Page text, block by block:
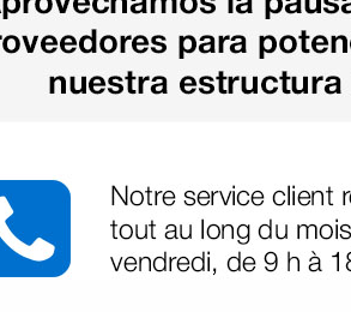
de
-
Extensión 1 Mango para
Ri-Former